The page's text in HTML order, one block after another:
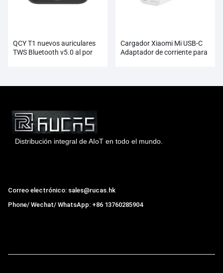
QCY T1 nuevos auriculares
TWS Bluetooth v5.0 al por
Cargador Xiaomi Mi USB-C
Adaptador de corriente para
Distribución integral de AIoT en todo el mundo.
Correo electrónico: sales@rucas.hk
Phone/ Wechat/ WhatsApp: +86 13760285904